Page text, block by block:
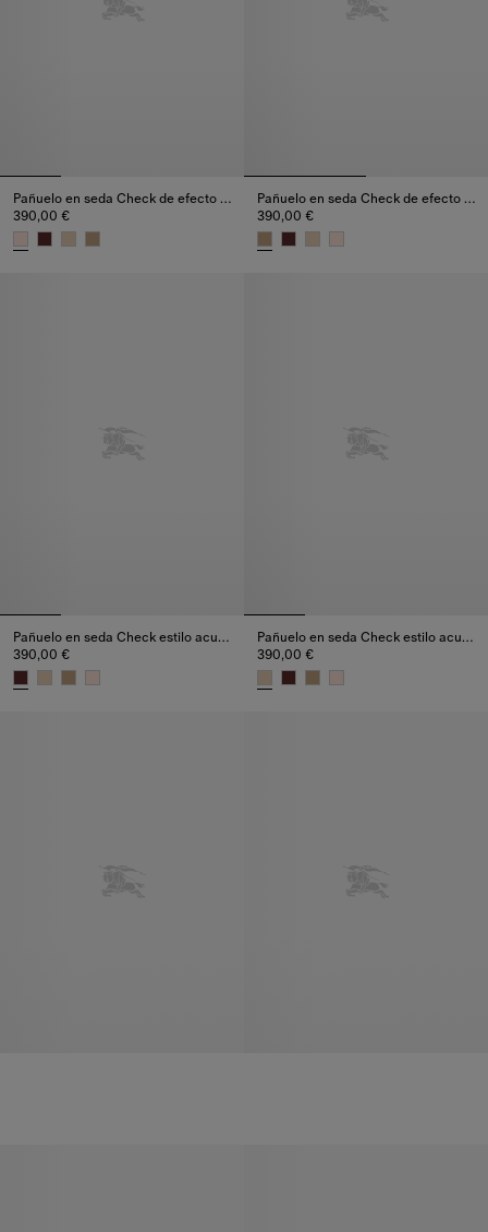
Pañuelo en seda Check de efecto acuarelado
390,00 €
Pañuelo en seda Check de efecto acuarelado
390,00 €
Pañuelo en seda Check estilo acuarela
390,00 €
Pañuelo en seda Check estilo acuarela
390,00 €